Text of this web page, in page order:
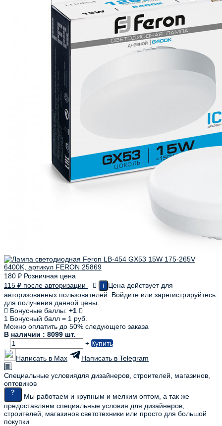
180 ₽ Розничная цена
115 ₽ после авторизации i
Цена действует для
авторизованных пользователей. Войдите или зарегистрируйтесь
для получения данной цены.
Бонусные баллы: +1
1 Бонусный балл = 1 руб.
Можно оплатить до 50% следующего заказа
В наличии : 8099 шт.
–
+ Купить
Написать в Max
Написать в Telegram
Специальные условиядля дизайнеров, строителей, магазинов,
оптовиков
Мы работаем и крупным и мелким оптом, а так же
предоставляем специальные условия для дизайнеров,
строителей, магазинов светотехники или просто для большой
покупки